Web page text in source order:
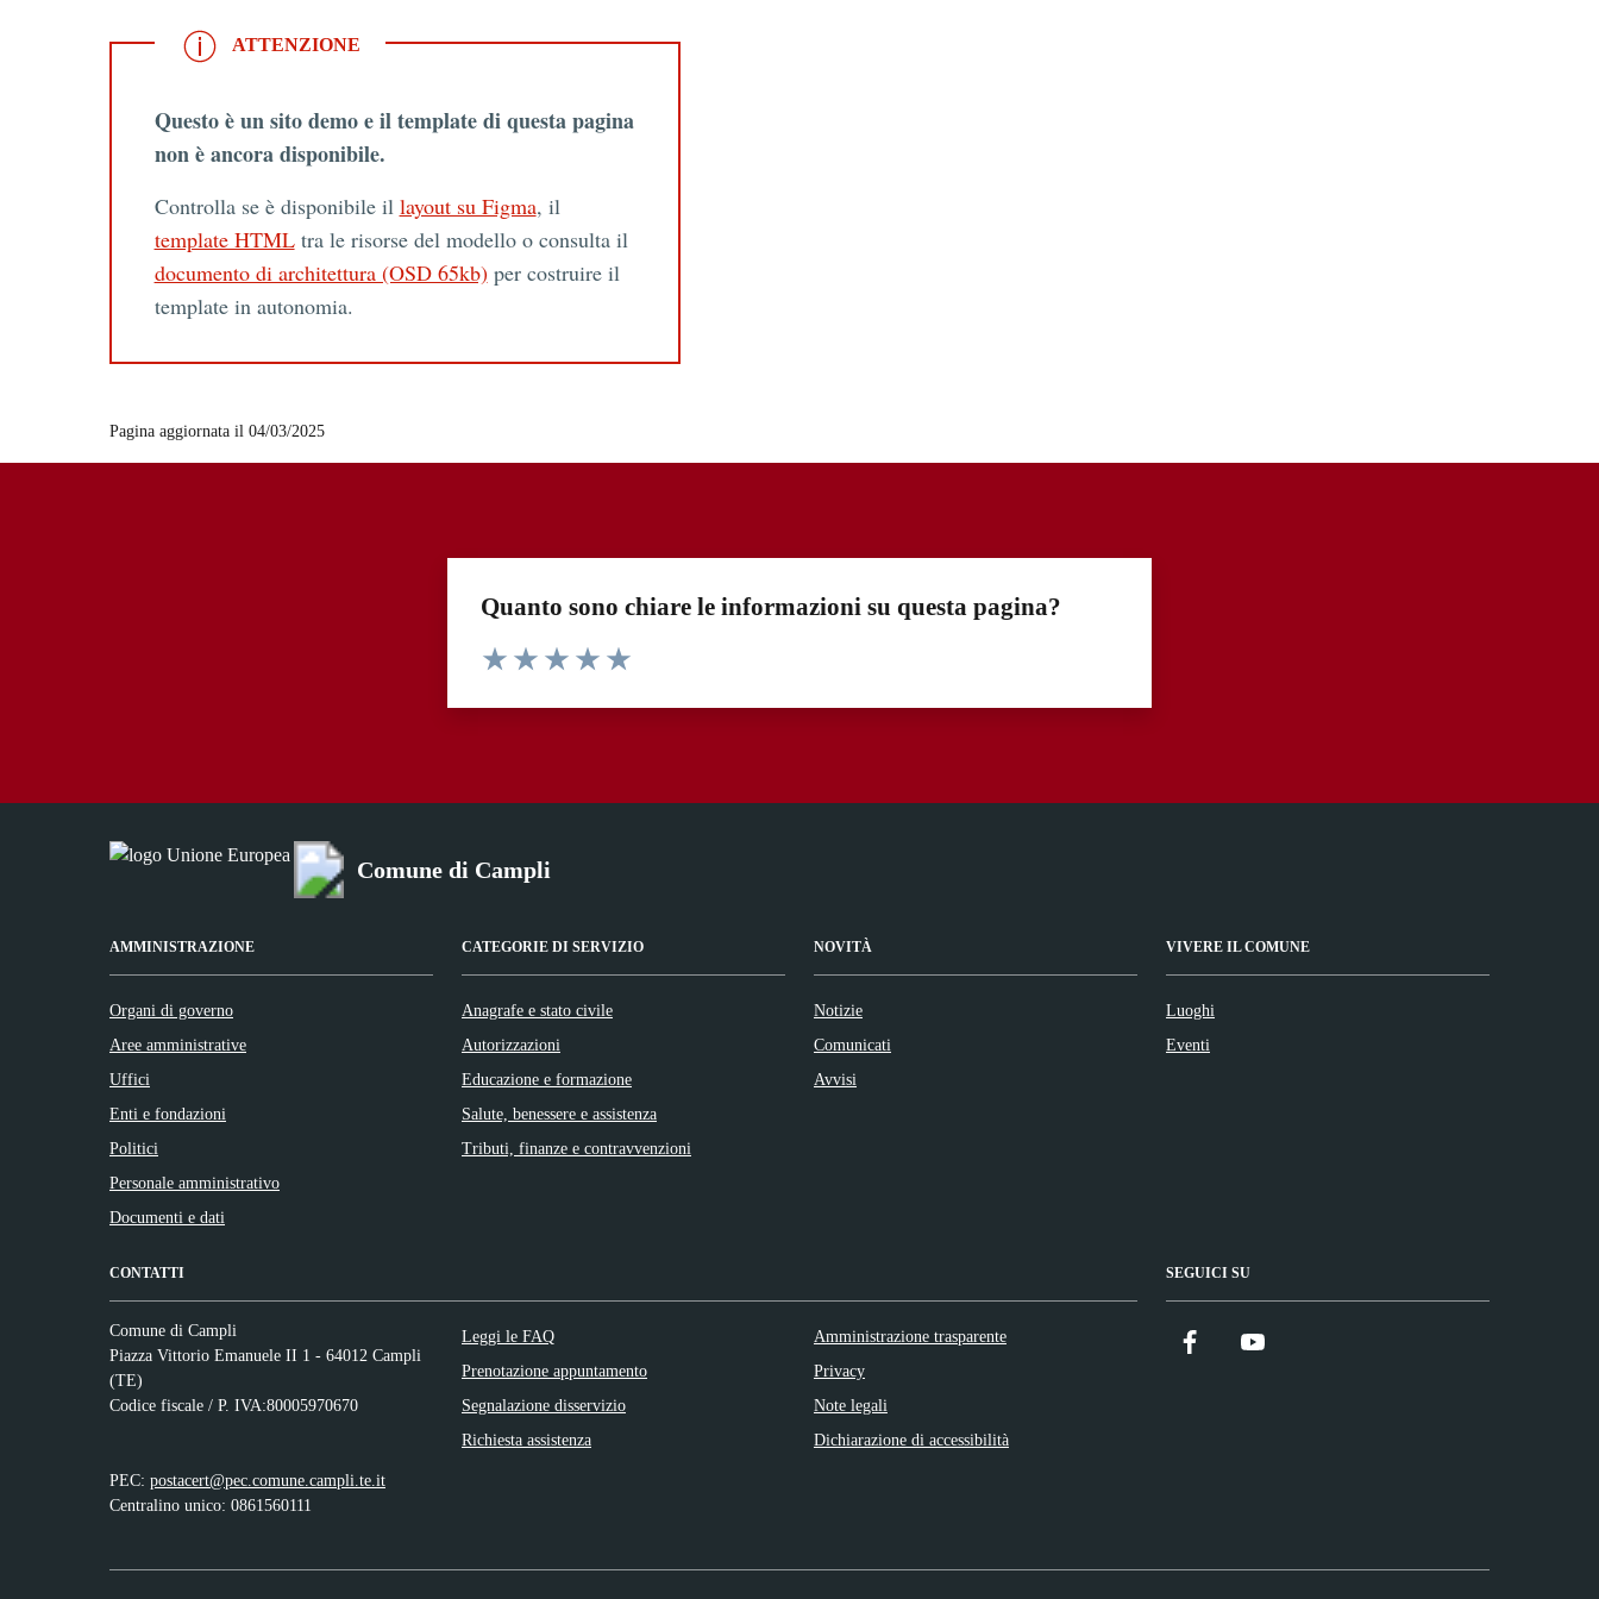
ATTENZIONE
ATTENZIONE
Questo è un sito demo e il template di questa pagina
non è ancora disponibile.
Controlla se è disponibile il layout su Figma, il
template HTMLtra le risorse del modello o consulta il
documento di architettura (OSD 65kb)per costruire il
template in autonomia.
Pagina aggiornata il 04/03/2025
Quanto sono chiare le informazioni su questa pagina?
Comune di Campli
AMMINISTRAZIONE
Organi di governo
Aree amministrative
Uffici
Enti e fondazioni
Politici
Personale amministrativo
Documenti e dati
CATEGORIE DI SERVIZIO
Anagrafe e stato civile
Autorizzazioni
Educazione e formazione
Salute, benessere e assistenza
Tributi, finanze e contravvenzioni
NOVITÀ
Notizie
Comunicati
Avvisi
VIVERE IL COMUNE
Luoghi
Eventi
CONTATTI
Comune di Campli
Piazza Vittorio Emanuele II 1 - 64012 Campli
(TE)
Codice fiscale / P. IVA:80005970670
PEC: postacert@pec.comune.campli.te.it
Centralino unico: 0861560111
Leggi le FAQ
Prenotazione appuntamento
Segnalazione disservizio
Richiesta assistenza
Amministrazione trasparente
Privacy
Note legali
Dichiarazione di accessibilità
SEGUICI SU
Facebook